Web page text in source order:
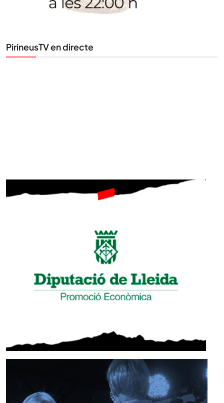
PirineusTV en directe